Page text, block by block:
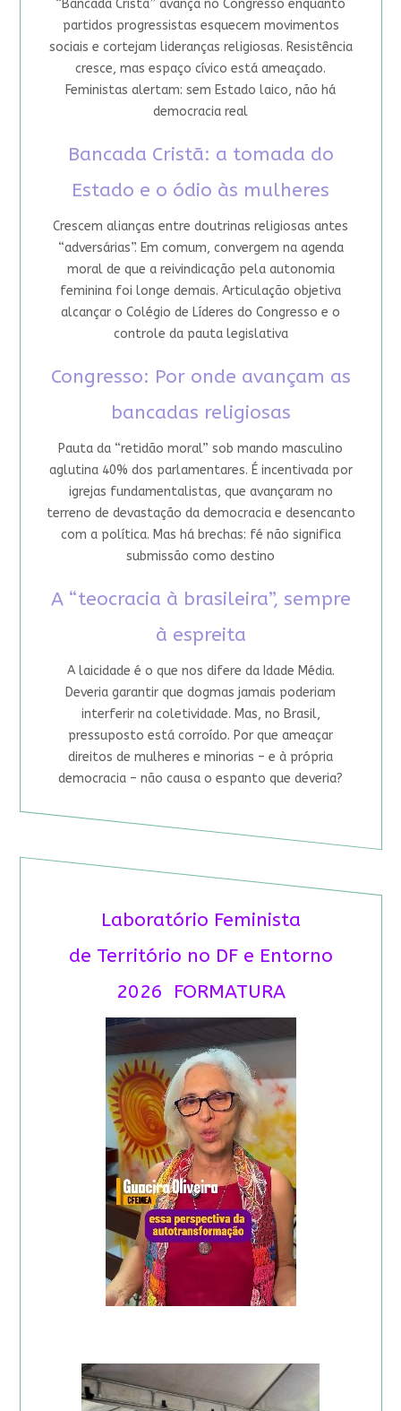
“Bancada Cristã” avança no Congresso enquanto
partidos progressistas esquecem movimentos
sociais e cortejam lideranças religiosas. Resistência
cresce, mas espaço cívico está ameaçado.
Feministas alertam: sem Estado laico, não há
democracia real
Bancada Cristã: a tomada do
Estado e o ódio às mulheres
Crescem alianças entre doutrinas religiosas antes
“adversárias”. Em comum, convergem na agenda
moral de que a reivindicação pela autonomia
feminina foi longe demais. Articulação objetiva
alcançar o Colégio de Líderes do Congresso e o
controle da pauta legislativa
Congresso: Por onde avançam as
bancadas religiosas
Pauta da “retidão moral” sob mando masculino
aglutina 40% dos parlamentares. É incentivada por
igrejas fundamentalistas, que avançaram no
terreno de devastação da democracia e desencanto
com a política. Mas há brechas: fé não significa
submissão como destino
A “teocracia à brasileira”, sempre
à espreita
A laicidade é o que nos difere da Idade Média.
Deveria garantir que dogmas jamais poderiam
interferir na coletividade. Mas, no Brasil,
pressuposto está corroído. Por que ameaçar
direitos de mulheres e minorias – e à própria
democracia – não causa o espanto que deveria?
Laboratório Feminista
de Território no DF e Entorno
2026 FORMATURA